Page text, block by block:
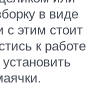
в виде
с этим стоит
к работе